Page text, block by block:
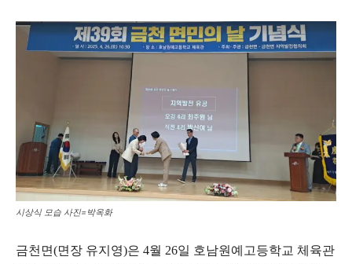
시상식 모습 사진=박옥화
금천면(면장 유지영)은 4월 26일 호남원예고등학교 체육관